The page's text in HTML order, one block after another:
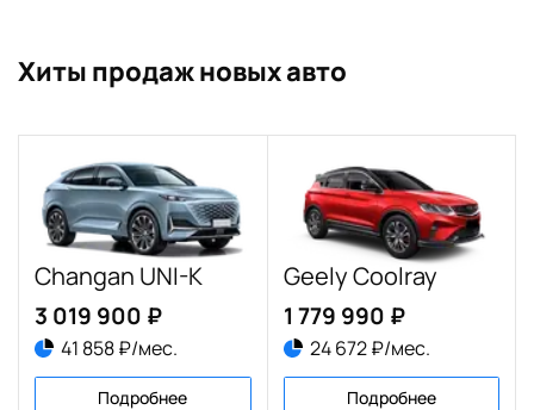
Хиты продаж новых авто
Changan UNI-K
3 019 900 ₽
41 858 ₽/мес.
Подробнее
Geely Coolray
1 779 990 ₽
24 672 ₽/мес.
Подробнее